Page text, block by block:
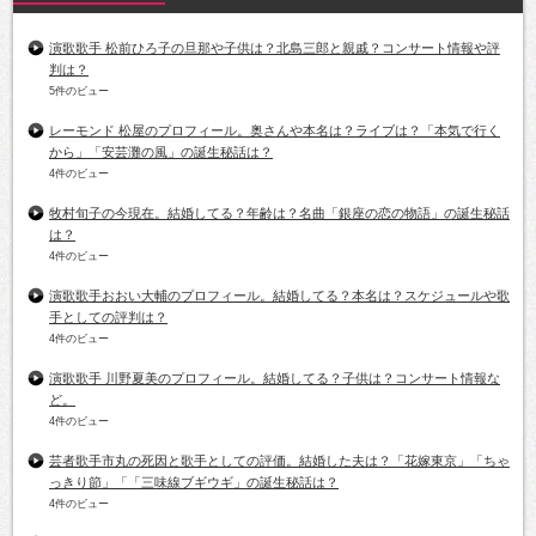
演歌歌手 松前ひろ子の旦那や子供は？北島三郎と親戚？コンサート情報や評
判は？
5件のビュー
レーモンド 松屋のプロフィール。奥さんや本名は？ライブは？「本気で行く
から」「安芸灘の風」の誕生秘話は？
4件のビュー
牧村旬子の今現在。結婚してる？年齢は？名曲「銀座の恋の物語」の誕生秘話
は？
4件のビュー
演歌歌手おおい大輔のプロフィール。結婚してる？本名は？スケジュールや歌
手としての評判は？
4件のビュー
演歌歌手 川野夏美のプロフィール。結婚してる？子供は？コンサート情報な
ど。
4件のビュー
芸者歌手市丸の死因と歌手としての評価。結婚した夫は？「花嫁東京」「ちゃ
っきり節」「「三味線ブギウギ」の誕生秘話は？
4件のビュー